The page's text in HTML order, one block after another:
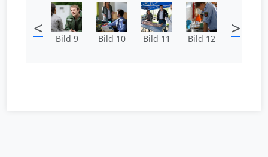
< Bild 9 Bild 10 Bild 11 Bild 12 >